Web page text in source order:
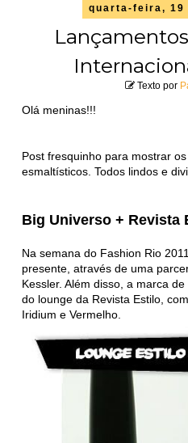
quarta-feira, 19
Texto por
Olá meninas!!!
Post fresquinho para mostrar
esmaltísticos. Todos lindos e
Big Universo + Revista
Na semana do Fashion Rio
presente, através de uma
Kessler. Além disso, a marca
do lounge da Revista Estilo,
Iridium e Vermelho.